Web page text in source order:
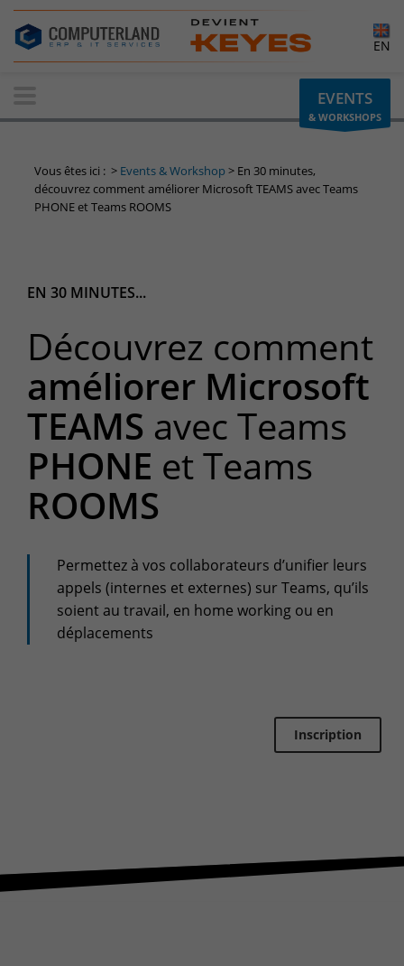
Contactez-nous
Demande d'informations
N'hésitez pas à nous contacter
Belgique
Luxembourg
+352 26 59 06 86
info-cpld@keyes.eu
Espace Clients
Accès à la zone d'information réservée aux clients :
Espace client
Centre de services
+32(0)800/12.712 (Belgique - Fr)
+352 8002 45 46 (Luxembourg - Fr)
support-cpld@keyes.eu
Service Clients
Suivi des livraisons
EN
EVENTS
& WORKSHOPS
Vous êtes ici : > Events & Workshop > En 30 minutes,
découvrez comment améliorer Microsoft TEAMS avec Teams
PHONE et Teams ROOMS
EN 30 MINUTES...
Découvrez comment
améliorer Microsoft
TEAMS avec Teams
PHONE et Teams
ROOMS
Permettez à vos collaborateurs d’unifier leurs
appels (internes et externes) sur Teams, qu’ils
soient au travail, en home working ou en
déplacements
Inscription